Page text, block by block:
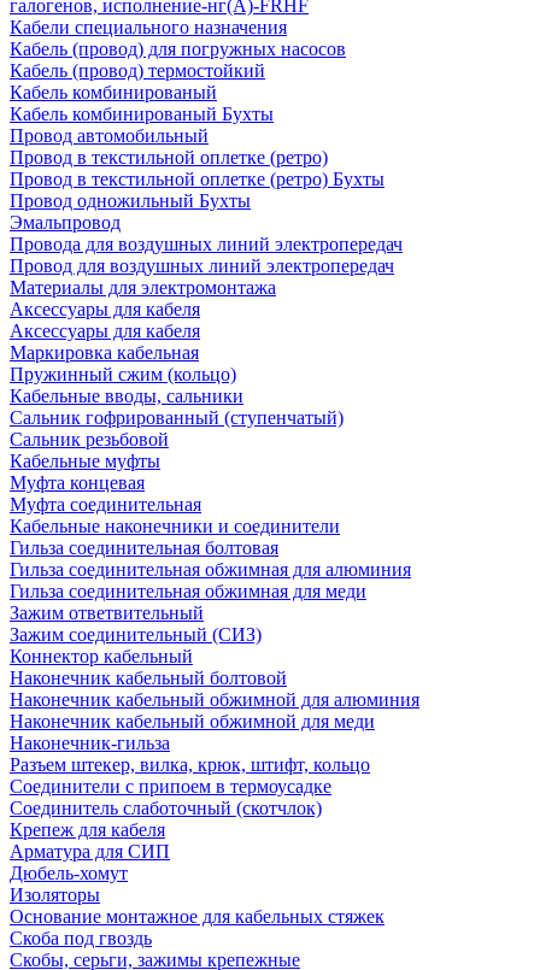
галогенов, исполнение-нг(А)-FRHF
Кабели специального назначения
Кабель (провод) для погружных насосов
Кабель (провод) термостойкий
Кабель комбинированый
Кабель комбинированый Бухты
Провод автомобильный
Провод в текстильной оплетке (ретро)
Провод в текстильной оплетке (ретро) Бухты
Провод одножильный Бухты
Эмальпровод
Провода для воздушных линий электропередач
Провод для воздушных линий электропередач
Материалы для электромонтажа
Аксессуары для кабеля
Аксессуары для кабеля
Маркировка кабельная
Пружинный сжим (кольцо)
Кабельные вводы, сальники
Сальник гофрированный (ступенчатый)
Сальник резьбовой
Кабельные муфты
Муфта концевая
Муфта соединительная
Кабельные наконечники и соединители
Гильза соединительная болтовая
Гильза соединительная обжимная для алюминия
Гильза соединительная обжимная для меди
Зажим ответвительный
Зажим соединительный (СИЗ)
Коннектор кабельный
Наконечник кабельный болтовой
Наконечник кабельный обжимной для алюминия
Наконечник кабельный обжимной для меди
Наконечник-гильза
Разъем штекер, вилка, крюк, штифт, кольцо
Соединители с припоем в термоусадке
Соединитель слаботочный (скотчлок)
Крепеж для кабеля
Арматура для СИП
Дюбель-хомут
Изоляторы
Основание монтажное для кабельных стяжек
Скоба под гвоздь
Скобы, серьги, зажимы крепежные